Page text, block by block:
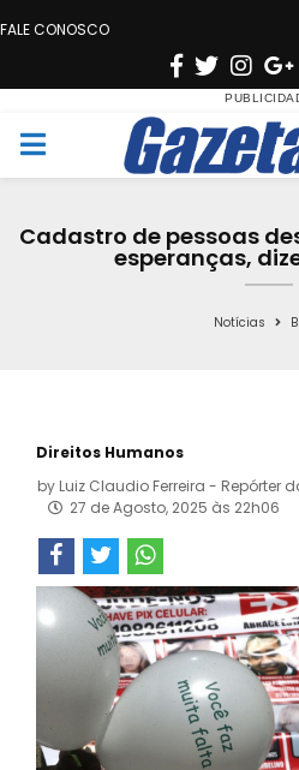
FALE CONOSCO
F
c
e
o
T
w
i
t
e
n
s
t
g
r
a
M
Cadastro de pessoas
esperanças,
Notícias
Direitos Humanos
by Luiz Claudio Ferreira - Repórter
27 de Agosto, 2025 às 22h06